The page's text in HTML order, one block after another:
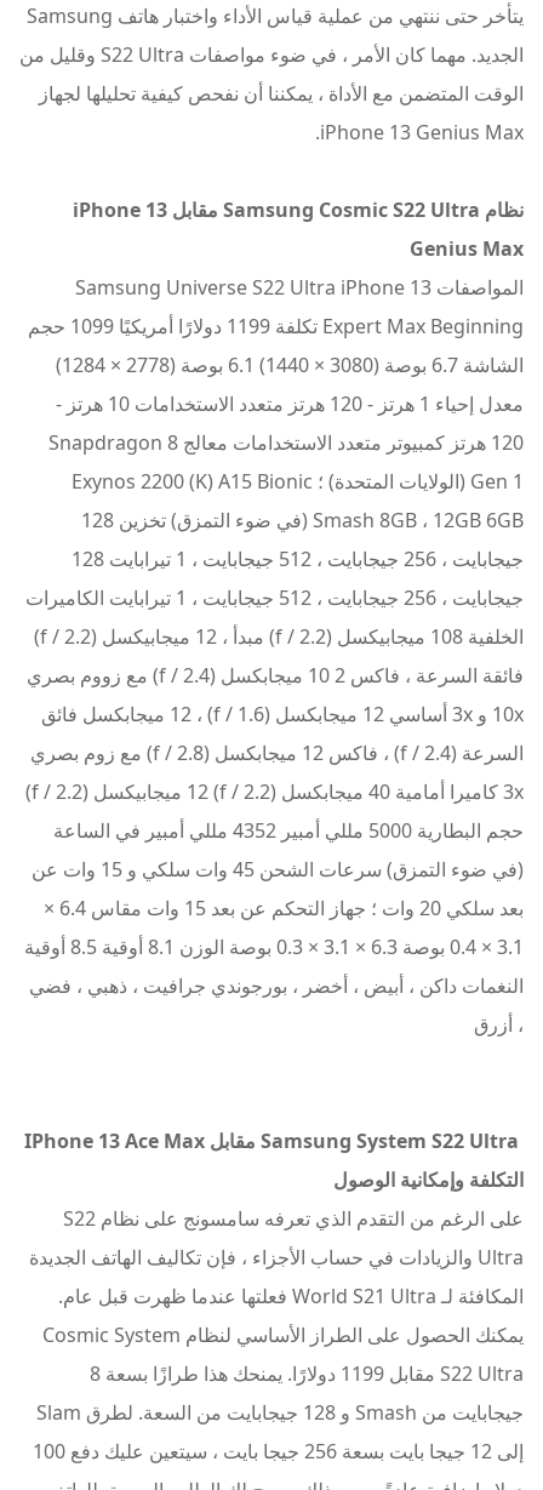
يتأخر حتى ننتهي من عملية قياس الأداء واختبار هاتف Samsung
الجديد. مهما كان الأمر ، في ضوء مواصفات S22 Ultra وقليل من
الوقت المتضمن مع الأداة ، يمكننا أن نفحص كيفية تحليلها لجهاز
iPhone 13 Genius Max.
نظام Samsung Cosmic S22 Ultra مقابل iPhone 13
Genius Max
المواصفات Samsung Universe S22 Ultra iPhone 13
Expert Max Beginning تكلفة 1199 دولارًا أمريكيًا 1099 حجم
الشاشة 6.7 بوصة (3080 × 1440) 6.1 بوصة (2778 × 1284)
معدل إحياء 1 هرتز - 120 هرتز متعدد الاستخدامات 10 هرتز -
120 هرتز كمبيوتر متعدد الاستخدامات معالج Snapdragon 8
Gen 1 (الولايات المتحدة) ؛ Exynos 2200 (K) A15 Bionic
Smash 8GB ، 12GB 6GB (في ضوء التمزق) تخزين 128
جيجابايت ، 256 جيجابايت ، 512 جيجابايت ، 1 تيرابايت 128
جيجابايت ، 256 جيجابايت ، 512 جيجابايت ، 1 تيرابايت الكاميرات
الخلفية 108 ميجابيكسل (f / 2.2) مبدأ ، 12 ميجابيكسل (f / 2.2)
فائقة السرعة ، فاكس 2 10 ميجابكسل (f / 2.4) مع زووم بصري
10x و 3x أساسي 12 ميجابكسل (f / 1.6) ، 12 ميجابكسل فائق
السرعة (f / 2.4) ، فاكس 12 ميجابكسل (f / 2.8) مع زوم بصري
3x كاميرا أمامية 40 ميجابكسل (f / 2.2) 12 ميجابيكسل (f / 2.2)
حجم البطارية 5000 مللي أمبير 4352 مللي أمبير في الساعة
(في ضوء التمزق) سرعات الشحن 45 وات سلكي و 15 وات عن
بعد سلكي 20 وات ؛ جهاز التحكم عن بعد 15 وات مقاس 6.4 ×
3.1 × 0.4 بوصة 6.3 × 3.1 × 0.3 بوصة الوزن 8.1 أوقية 8.5 أوقية
النغمات داكن ، أبيض ، أخضر ، بورجوندي جرافيت ، ذهبي ، فضي
، أزرق
Samsung System S22 Ultra مقابل IPhone 13 Ace Max
التكلفة وإمكانية الوصول
على الرغم من التقدم الذي تعرفه سامسونج على نظام S22
Ultra والزيادات في حساب الأجزاء ، فإن تكاليف الهاتف الجديدة
المكافئة لـ World S21 Ultra فعلتها عندما ظهرت قبل عام.
يمكنك الحصول على الطراز الأساسي لنظام Cosmic System
S22 Ultra مقابل 1199 دولارًا. يمنحك هذا طرازًا بسعة 8
جيجابايت من Smash و 128 جيجابايت من السعة. لطرق Slam
إلى 12 جيجا بايت بسعة 256 جيجا بايت ، سيتعين عليك دفع 100